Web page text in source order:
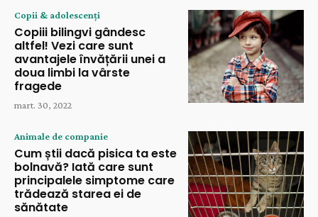
Copii & adolescenți
Copiii bilingvi gândesc
altfel! Vezi care sunt
avantajele învățării unei a
doua limbi la vârste
fragede
mart. 30, 2022
Animale de companie
Cum știi dacă pisica ta este
bolnavă? Iată care sunt
principalele simptome care
trădează starea ei de
sănătate